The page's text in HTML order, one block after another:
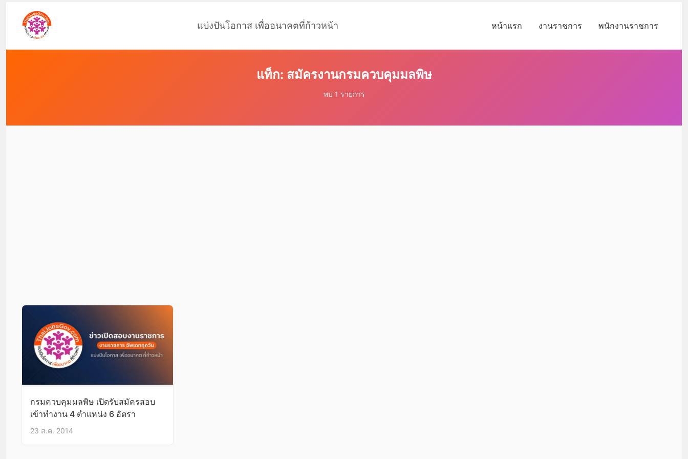
แบ่งปันโอกาส เพื่ออนาคตที่ก้าวหน้า หน้าแรก งานราชการ พนักงานราชการ
แท็ก: สมัครงานกรมควบคุมมลพิษ
พบ 1 รายการ
กรมควบคุมมลพิษ เปิดรับสมัครสอบ
เข้าทำงาน 4 ตำแหน่ง 6 อัตรา
23 ส.ค. 2014